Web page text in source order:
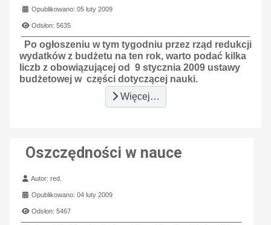
Opublikowano: 05 luty 2009
Odsłon: 5635
Po ogłoszeniu w tym tygodniu przez rząd redukcji
wydatków z budżetu na ten rok, warto podać kilka
liczb z obowiązującej od
9 stycznia 2009 ustawy
budżetowej w części dotyczącej nauki.
Więcej…
Oszczędności w nauce
Szczegóły
Autor:red.
Opublikowano: 04 luty 2009
Odsłon: 5467